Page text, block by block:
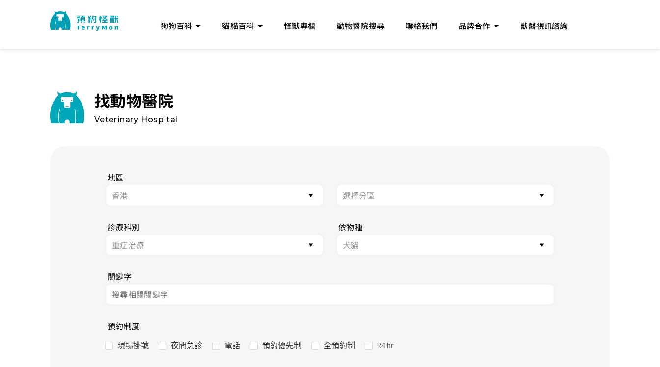
狗狗百科 貓貓百科 怪獸專欄 動物醫院搜尋 聯絡我們 品牌合作 獸醫視訊諮詢
找動物醫院
Veterinary Hospital
地區
診療科別 依物種
關鍵字
預約制度
現場掛號 夜間急診 電話 預約優先制 全預約制 24 hr